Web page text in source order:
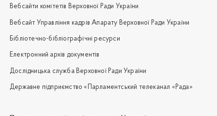
Вебсайти комітетів Верховної Ради України
Вебсайт Управління кадрів Апарату Верховної Ради України
Бібліотечно-бібліографічні ресурси
Електронний архів документів
Дослідницька служба Верховної Ради України
Державне підприємство «Парламентський телеканал «Рада»